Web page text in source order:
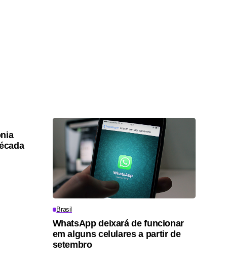
Brasil
WhatsApp deixará de funcionar
em alguns celulares a partir de
setembro